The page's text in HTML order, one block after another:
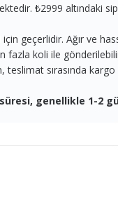
₺2999 altındaki
geçerlidir. Ağır ve
fazla koli ile
teslimat sırasında
genellikle 1-2